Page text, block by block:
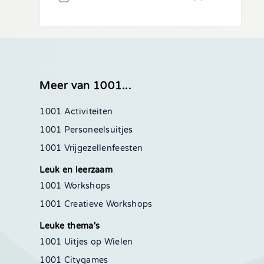
Meer van 1001...
1001 Activiteiten
1001 Personeelsuitjes
1001 Vrijgezellenfeesten
Leuk en leerzaam
1001 Workshops
1001 Creatieve Workshops
Leuke thema's
1001 Uitjes op Wielen
1001 Citygames